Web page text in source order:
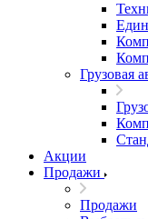
Грузовая
Акции
Продажи
Продажи